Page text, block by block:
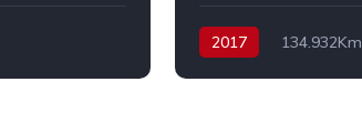
2017 134.932Km